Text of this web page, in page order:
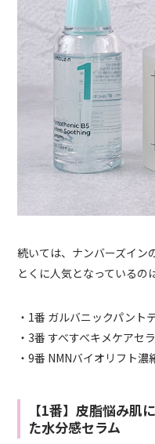
続いては、ナンバーズイン
とくに人気となっているの
・1番 ガルバニックパント
・3番 すべすべキメケアセ
・9番 NMNバイオリフト濃
【1番】皮脂悩み肌
た水分感セラム